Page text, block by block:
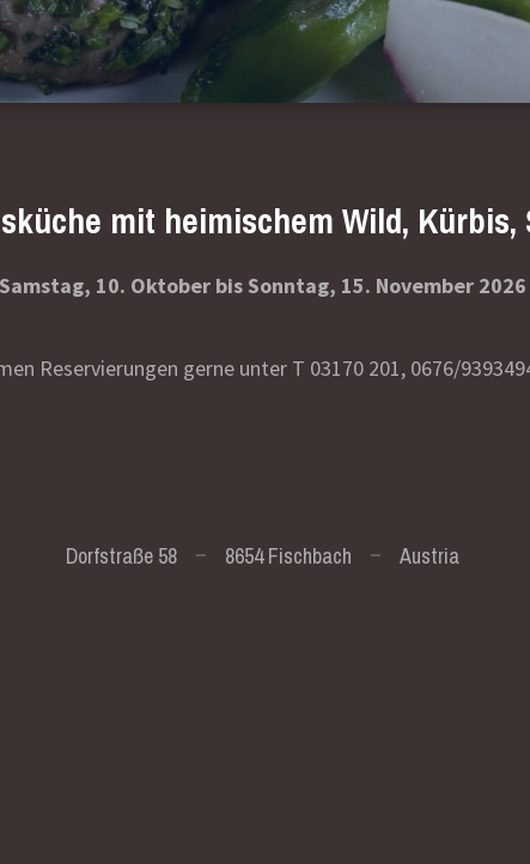
mit heimischem Wild,
Samstag, 10. Oktober bis Sonntag, 15. November 2026
Reservierungen gerne unter T 03170 201, 0676/
Dorfstraße 58 8654 Fischbach Austria